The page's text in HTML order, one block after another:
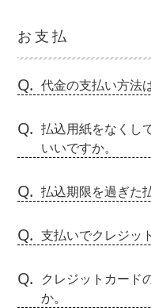
お支払
Q. 代金の支払い方法
Q. 払込用紙をなくし
いいですか。
Q. 払込期限を過ぎた
Q. 支払いでクレジッ
Q. クレジットカード
か。